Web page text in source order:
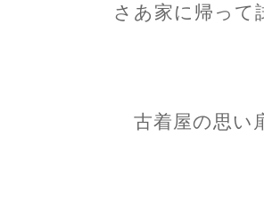
さあ家に帰って
古着屋の思い